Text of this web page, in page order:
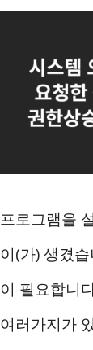
프로그램을
이(가) 생겼
이 필요합니
여러가지가